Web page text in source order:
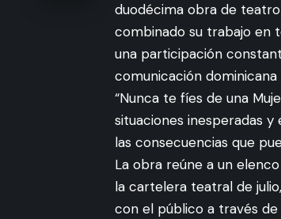
duodécima obra de
combinado su trabajo en
una participación
comunicación
“Nunca te fíes de una
situaciones inesperadas
las consecuencias que
La obra reúne a un
la cartelera teatral de
con el público a través de